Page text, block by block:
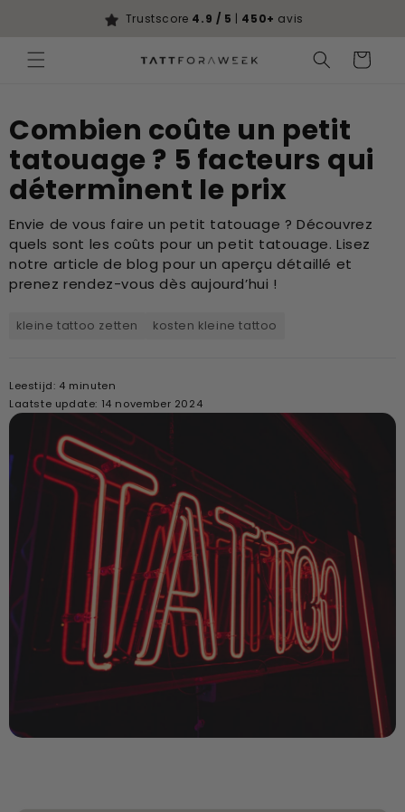
Trustscore 4.9 / 5 | 450+ avis
Panier
Combien coûte un petit
tatouage ? 5 facteurs qui
déterminent le prix
Envie de vous faire un petit tatouage ? Découvrez
quels sont les coûts pour un petit tatouage. Lisez
notre article de blog pour un aperçu détaillé et
prenez rendez-vous dès aujourd’hui !
kleine tattoo zetten kosten kleine tattoo
Leestijd: 4 minuten
Laatste update: 14 november 2024